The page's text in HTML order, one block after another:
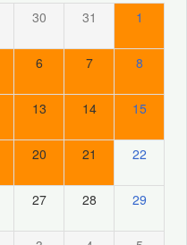
30 31 1
6 7 8
13 14 15
20 21 22
27 28 29